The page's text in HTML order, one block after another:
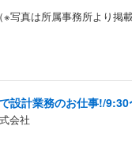
写真は所属事務所より掲
設計業務のお仕事!/
会社